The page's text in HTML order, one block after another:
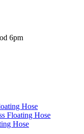
6pm
Hose
Floating Hose
Hose